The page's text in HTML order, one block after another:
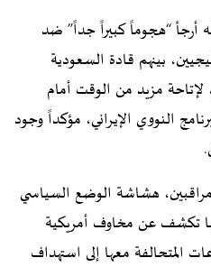
أرجأ “هجوماً كبيراً جداً” ضد
بينهم قادة السعودية
لإتاحة مزيد من الوقت أمام
النووي الإيراني، مؤكداً وجود
هشاشة الوضع السياسي
تكشف عن مخاوف أمريكية
المتحالفة معها إلى استهداف